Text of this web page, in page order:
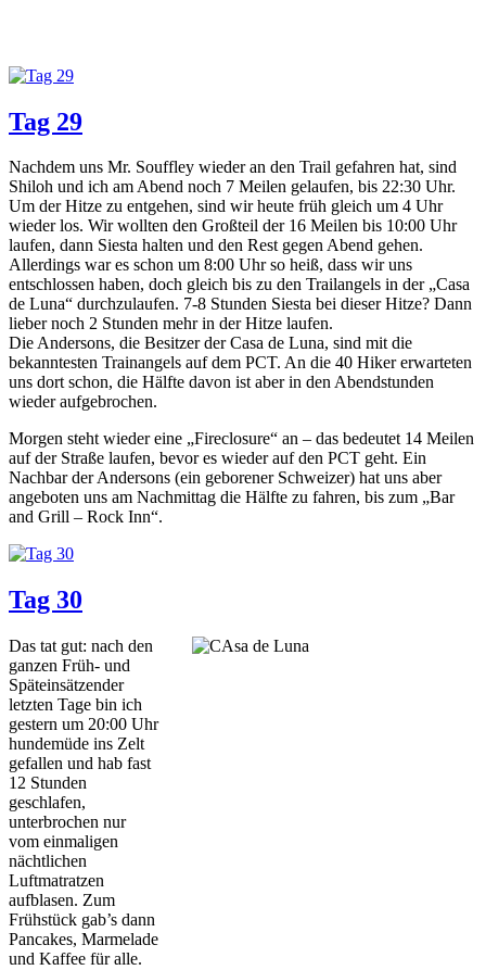
Tag 29
Nachdem uns Mr. Souffley wieder an den Trail gefahren hat, sind
Shiloh und ich am Abend noch 7 Meilen gelaufen, bis 22:30 Uhr.
Um der Hitze zu entgehen, sind wir heute früh gleich um 4 Uhr
wieder los. Wir wollten den Großteil der 16 Meilen bis 10:00 Uhr
laufen, dann Siesta halten und den Rest gegen Abend gehen.
Allerdings war es schon um 8:00 Uhr so heiß, dass wir uns
entschlossen haben, doch gleich bis zu den Trailangels in der „Casa
de Luna“ durchzulaufen. 7-8 Stunden Siesta bei dieser Hitze? Dann
lieber noch 2 Stunden mehr in der Hitze laufen.
Die Andersons, die Besitzer der Casa de Luna, sind mit die
bekanntesten Trainangels auf dem PCT. An die 40 Hiker erwarteten
uns dort schon, die Hälfte davon ist aber in den Abendstunden
wieder aufgebrochen.
Morgen steht wieder eine „Fireclosure“ an – das bedeutet 14 Meilen
auf der Straße laufen, bevor es wieder auf den PCT geht. Ein
Nachbar der Andersons (ein geborener Schweizer) hat uns aber
angeboten uns am Nachmittag die Hälfte zu fahren, bis zum „Bar
and Grill – Rock Inn“.
Tag 30
Das tat gut: nach den
ganzen Früh- und
Späteinsätzender
letzten Tage bin ich
gestern um 20:00 Uhr
hundemüde ins Zelt
gefallen und hab fast
12 Stunden
geschlafen,
unterbrochen nur
vom einmaligen
nächtlichen
Luftmatratzen
aufblasen. Zum
Frühstück gab’s dann
Pancakes, Marmelade
und Kaffee für alle.